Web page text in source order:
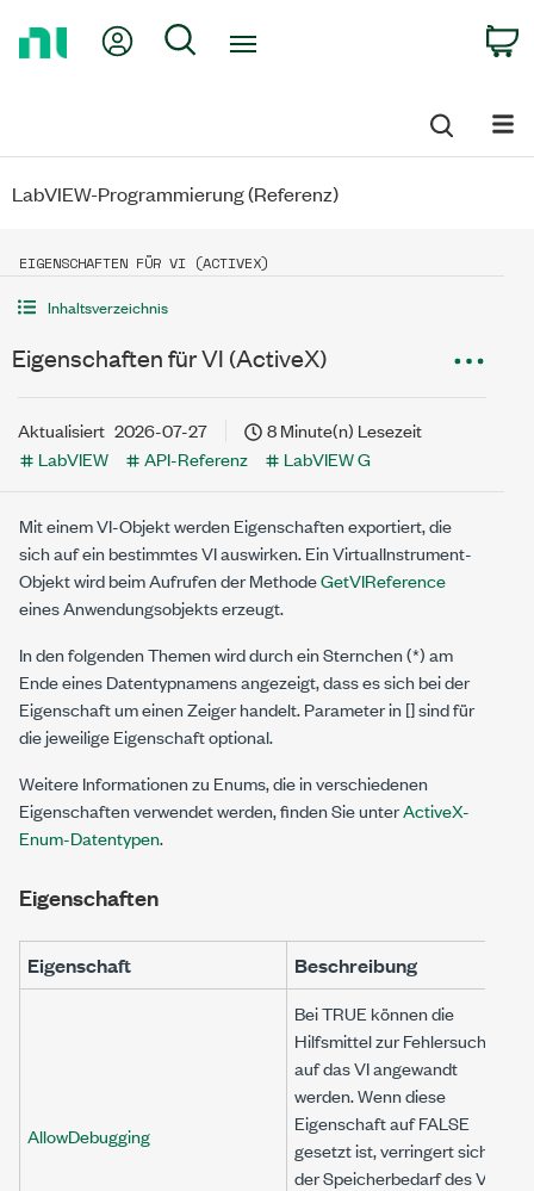
My Account
Search
LabVIEW-Programmierung (Referenz)
EIGENSCHAFTEN FÜR VI (ACTIVEX)
Inhaltsverzeichnis
Eigenschaften für VI (ActiveX)
Aktualisiert 2026-07-27
8 Minute(n) Lesezeit
LabVIEW
API-Referenz LabVIEW G
Mit einem VI-Objekt werden Eigenschaften exportiert, die
sich auf ein bestimmtes VI auswirken. Ein VirtualInstrument-
Objekt wird beim Aufrufen der MethodeGetVIReference
eines Anwendungsobjekts erzeugt.
In den folgenden Themen wird durch ein Sternchen (*) am
Ende eines Datentypnamens angezeigt, dass es sich bei der
Eigenschaft um einen Zeiger handelt. Parameter in [] sind für
die jeweilige Eigenschaft optional.
Weitere Informationen zu Enums, die in verschiedenen
Eigenschaften verwendet werden, finden Sie unterActiveX-
Enum-Datentypen.
Eigenschaften
Eigenschaft Beschreibung
AllowDebugging
Bei TRUE können die
Hilfsmittel zur Fehlersuche
auf das VI angewandt
werden. Wenn diese
Eigenschaft auf FALSE
gesetzt ist, verringert sich
der Speicherbedarf des VIs